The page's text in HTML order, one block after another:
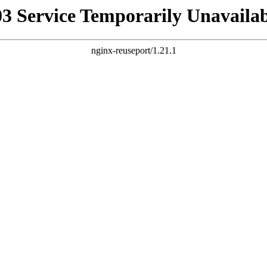
Service Temporarily
nginx-reuseport/1.21.1